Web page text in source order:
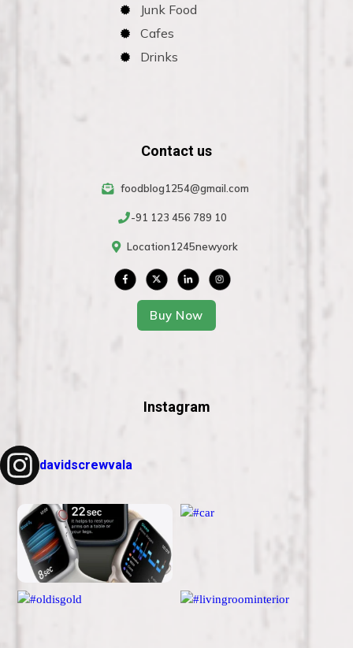
Junk Food
Cafes
Drinks
Contact us
foodblog1254@gmail.com
-91 123 456 789 10
Location1245newyork
Buy Now
Instagram
davidscrewvala